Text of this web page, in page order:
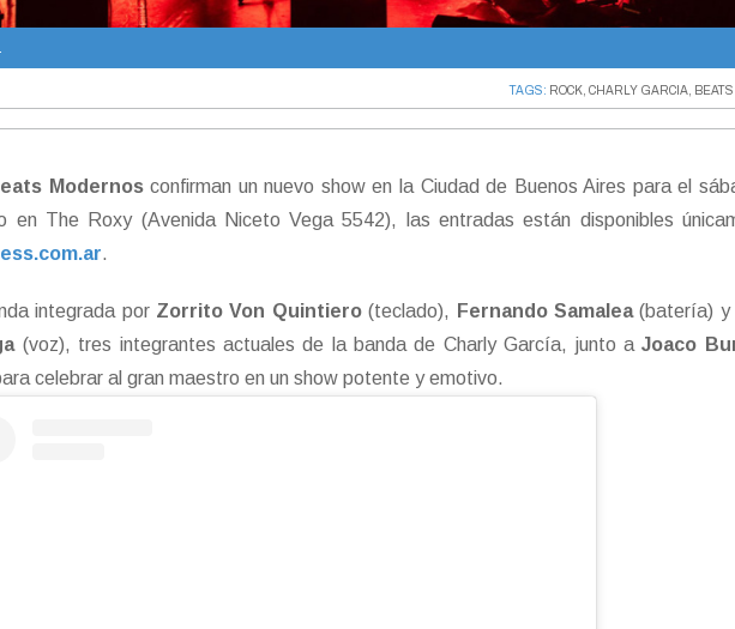
TAGS: ROCK,CHARLY GARCIA,
Modernosconfirman un nuevo show en la Ciudad de Buenos Aires para el
en The Roxy (Avenida Niceto Vega 5542), las entradas están disponibles
.
integrada porZorrito Von Quintiero(teclado), Fernando Samalea(batería) y
(voz), tres integrantes actuales de la banda de Charly García, junto aJoaco
celebrar al gran maestro en un show potente y emotivo.